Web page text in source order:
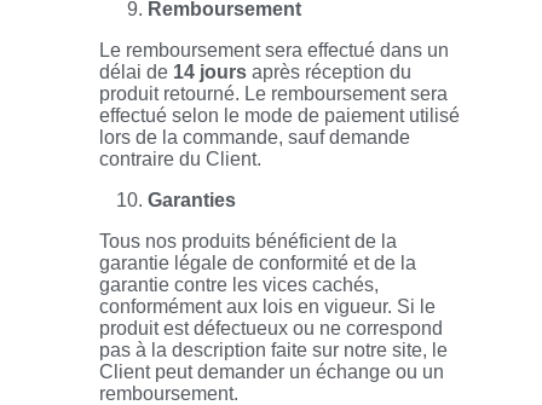
Remboursement
Le remboursement sera effectué dans un
délai de 14 jours après réception du
produit retourné. Le remboursement sera
effectué selon le mode de paiement utilisé
lors de la commande, sauf demande
contraire du Client.
Garanties
Tous nos produits bénéficient de la
garantie légale de conformité et de la
garantie contre les vices cachés,
conformément aux lois en vigueur. Si le
produit est défectueux ou ne correspond
pas à la description faite sur notre site, le
Client peut demander un échange ou un
remboursement.